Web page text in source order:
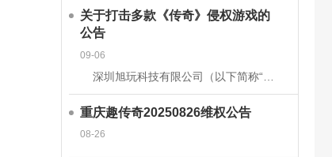
关于打击多款《传奇》侵权游戏的
公告
09-06
重庆趣传奇20250826维权公告
08-26